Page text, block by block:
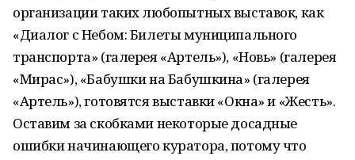
организации таких любопытных выставок, как
«Диалог с Небом: Билеты муниципального
транспорта» (галерея «Артель»), «Новь» (галерея
«Мирас»), «Бабушки на Бабушкина» (галерея
«Артель»), готовятся выставки «Окна» и «Жесть».
Оставим за скобками некоторые досадные
ошибки начинающего куратора, потому что